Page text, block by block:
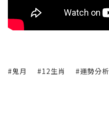
#鬼月 #12生肖 #運勢分析